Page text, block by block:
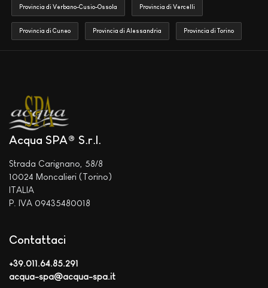
Provincia di Verbano-Cusio-Ossola Provincia di Vercelli
Provincia di Cuneo Provincia di Alessandria Provincia di Torino
Acqua SPA® S.r.l.
Strada Carignano, 58/8
10024 Moncalieri (Torino)
ITALIA
P. IVA 09435480018
Contattaci
+39.011.64.85.291
acqua-spa@acqua-spa.it